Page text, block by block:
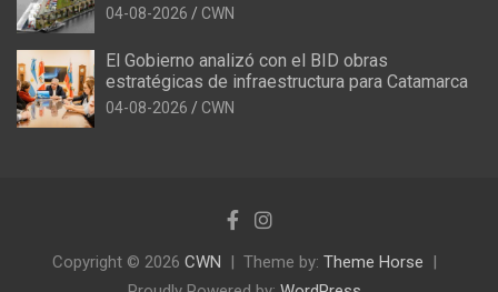
04-08-2026 CWN
El Gobierno analizó con el BID obras
estratégicas de infraestructura para Catamarca
04-08-2026 CWN
Copyright © 2026 CWN Theme by: Theme Horse